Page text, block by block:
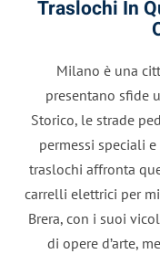
Traslochi In
Milano è una
presentano sfide
Storico, le strade
permessi speciali e
traslochi affronta
carrelli elettrici per
Brera, con i suoi
di opere d’arte,